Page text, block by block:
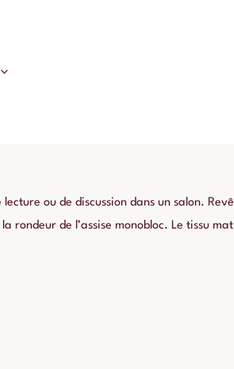
ou de discussion dans un salon.
de l’assise monobloc. Le tissu